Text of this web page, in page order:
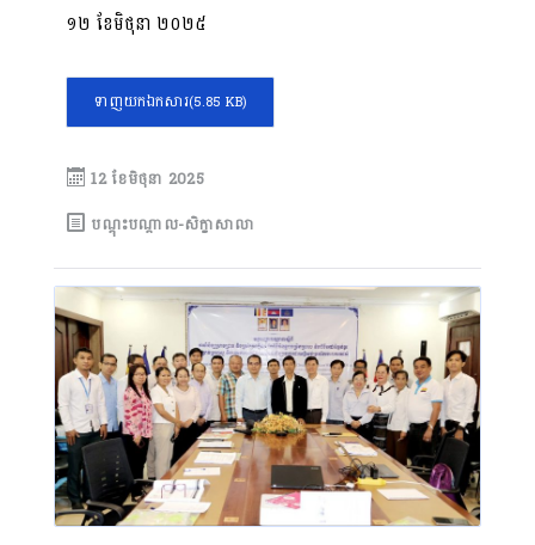
១២ ខែមិថុនា ២០២៥
ទាញយកឯកសារ(5.85 KB)
12 ខែ​មិថុនា 2025
បណ្តុះបណ្តាល-សិក្ខាសាលា